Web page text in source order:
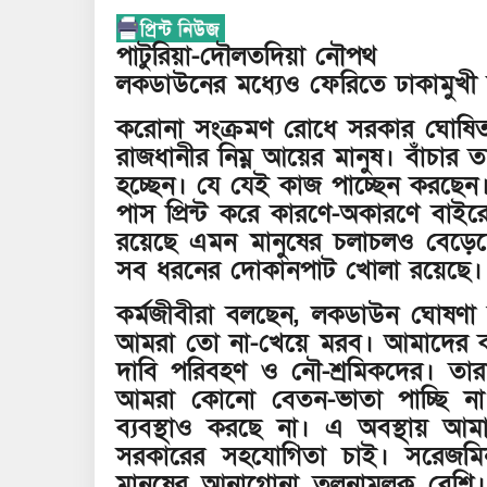
পাটুরিয়া-দৌলতদিয়া নৌপথ
লকডাউনের মধ্যেও ফেরিতে
করোনা সংক্রমণ রোধে সরকার
রাজধানীর নিম্ন আয়ের মানুষ।
হচ্ছেন। যে যেই কাজ পাচ্ছেন
পাস প্রিন্ট করে কারণে-অকারণে
রয়েছে এমন মানুষের চলাচলও
সব ধরনের দোকানপাট খোলা রয়েছে।
কর্মজীবীরা বলছেন, লকডাউন
আমরা তো না-খেয়ে মরব। আমাদের
দাবি পরিবহণ ও নৌ-শ্রমিকদের।
আমরা কোনো বেতন-ভাতা পাচ্ছি
ব্যবস্থাও করছে না। এ অবস্থায়
সরকারের সহযোগিতা চাই।